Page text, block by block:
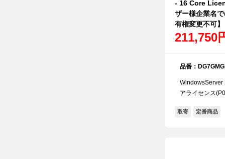
- 16 Core
ザー様企業名
有権変更不可】
211,750
品番：
WindowsServer
アライセンス
取寄 定番商品